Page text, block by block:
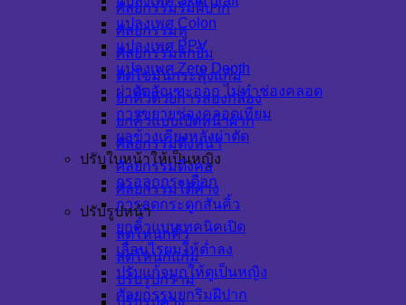
แปลงเพศ Colon
แปลงเพศ PPV
แปลงเพศ Zero Depth
ผ่าตัดอัณฑะออก ไม่ทำช่องคลอด
การขยายช่องคลอดเทียม
ผลข้างเคียงหลังผ่าตัด
ปรับใบหน้าให้เป็นหญิง
กรอลูกกระเดือก
การลดกระดูกสันคิ้ว
ยกคิ้วแบบเทคนิคเปิด
เลื่อนไรผมให้ต่ำลง
ปรับแก้จมูกให้ดูเป็นหญิง
ศัลยกรรมยกริมฝีปาก
ศัลยกรรมริมฝีปาก
ศัลยกรรมหู
ศัลยกรรมลักยิ้ม
ตัดไขมันกระพุ้งแก้ม
ยกคิ้วด้วยการส่องกล้อง
ยกคิ้วแบบเปิดหน้าผาก
ศัลยกรรมดึงหน้า
ศัลยกรรมดึงคอ
ศัลยกรรมใต้คาง
ปรับรูปหน้า
ลดโหนกคิ้ว
ลดโหนกแก้ม
ปรับรูปกราม